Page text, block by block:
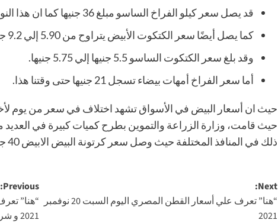
قد يصل سعر كيلو الفراخ الساسو مبلغ 36 جنيها كما ان هذا النوع من الدجاج يتميز بسرعة نموه.
كما يصل أيضًا سعر الكتكوت الأبيض يتراوح من 5.90 إلي 9.2 جنيها وقت صياغة.
وقد بلغ سعر الكتكوت الساسو 5.5 جنيها إلي 5.75 جنيها.
أما سعر الفراخ أمهات بيضاء تسجل 21 جنيها حتى وقتنا هذا.
حيث ان أسعار البيض في الأسواق تشهد اختلاف في سعر من يوم لأخر
حيث قامت، وزارة الزراعة والتموين بطرح كميات كبيرة في
ذلك في المنافذ المختلفة حيث وصل سعر كرتونة البيض الابيض 40 جنيها والبلدي 56 جنيها والبيض الأحمر 42 جنيها.
Post
navigation
Previous:
2021 و شروط السفر لأداء فريضة العمرة
Next:
“هنا” تعرف علي أسعار القطن المصري اليوم السبت 20 نوفمبر
2021